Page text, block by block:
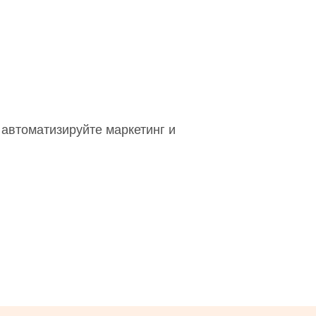
маркетинг и